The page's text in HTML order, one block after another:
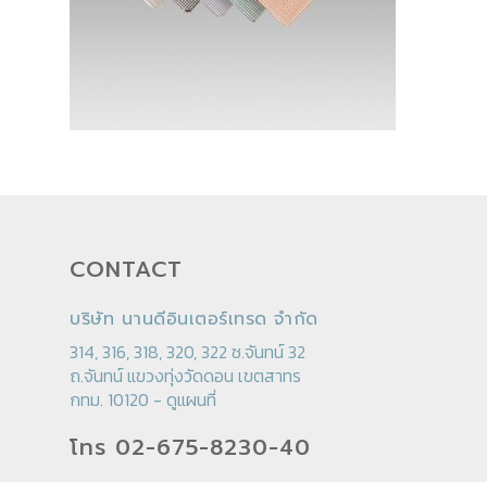
CONTACT
บริษัท นานดีอินเตอร์เทรด จำกัด
314, 316, 318, 320, 322 ซ.จันทน์ 32
ถ.จันทน์ แขวงทุ่งวัดดอน เขตสาทร
กทม. 10120 - ดูแผนที่
โทร 02-675-8230-40